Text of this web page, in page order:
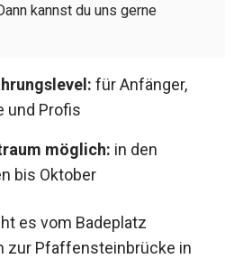
kannst du uns gerne
für Anfänger,
und Profis
möglich: in den
bis Oktober
es vom Badeplatz
zur Pfaffensteinbrücke in